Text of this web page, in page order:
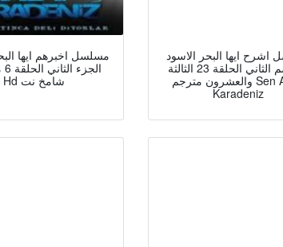
مسلسل اخبرهم ايها
Hd شامخ نت
اشرح ايها البحر الاسود
الموسم الثاني الحلقة 23 الثالثة
والعشرون مترجم Sen Anlat
Karadeniz